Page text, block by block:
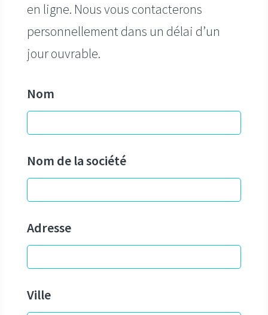
en ligne. Nous vous contacterons
personnellement dans un délai d’un
jour ouvrable.
Nom
Nom de la société
Adresse
Ville